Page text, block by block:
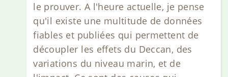
le prouver. A l'heure actuelle, je pense
qu'il existe une multitude de données
fiables et publiées qui permettent de
découpler les effets du Deccan, des
variations du niveau marin, et de